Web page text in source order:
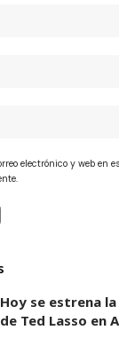
electrónico y web en
Hoy se estrena
de Ted Lasso en